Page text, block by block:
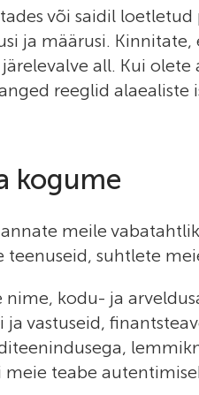
või saidil
ja määrusi.
all. Kui
reeglid
kogume
meile
teenuseid, suhtlete
kodu- ja
ja vastuseid,
teabe